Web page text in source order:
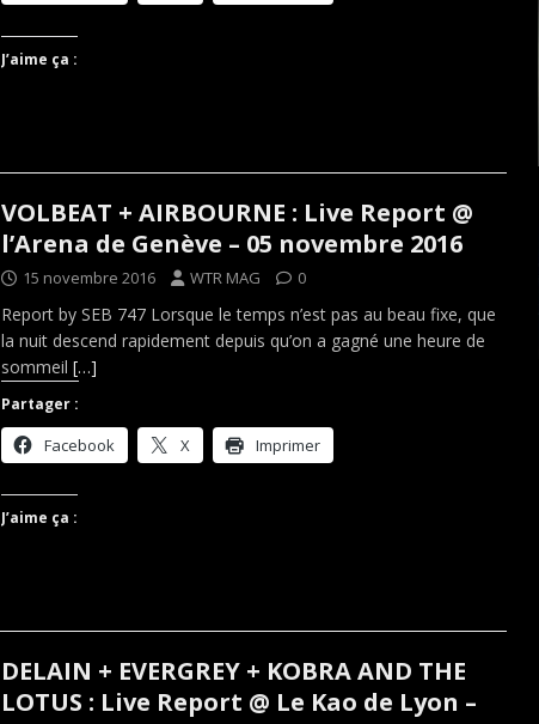
J’aime ça :
VOLBEAT + AIRBOURNE : Live Report @
l’Arena de Genève – 05 novembre 2016
15 novembre 2016 WTR MAG 0
Report by SEB 747 Lorsque le temps n’est pas au beau fixe, que
la nuit descend rapidement depuis qu’on a gagné une heure de
sommeil […]
Partager :
Facebook X Imprimer
J’aime ça :
DELAIN + EVERGREY + KOBRA AND THE
LOTUS : Live Report @ Le Kao de Lyon –